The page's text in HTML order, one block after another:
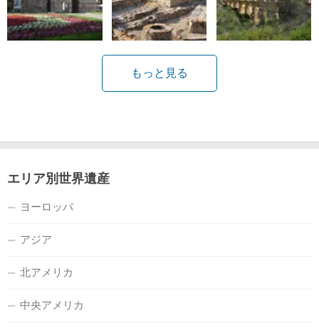
もっと見る
エリア別世界遺産
ヨーロッパ
アジア
北アメリカ
中央アメリカ